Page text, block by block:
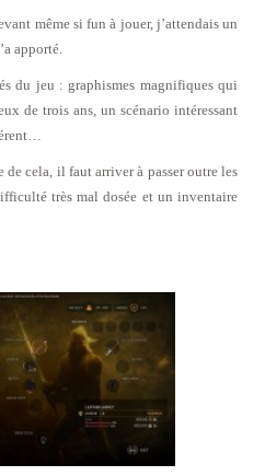
même si fun à jouer, j’attendais un
apporté.
du jeu : graphismes magnifiques qui
de trois ans, un scénario intéressant
de cela, il faut arriver à passer outre les
très mal dosée et un inventaire